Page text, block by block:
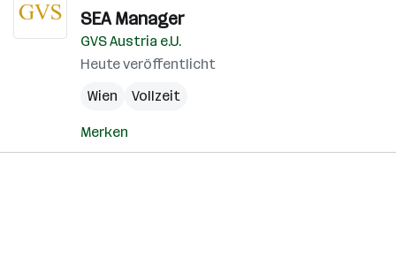
SEA Manager
GVS Austria e.U.
Heute veröffentlicht
Wien
Vollzeit
Merken